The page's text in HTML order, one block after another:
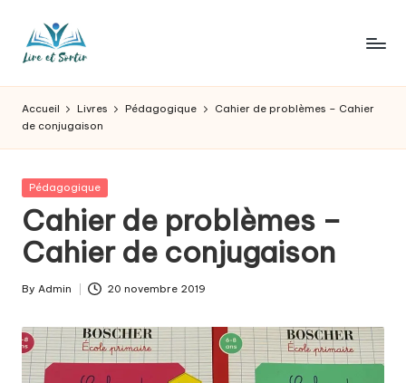
L
ir
e
e
t
s
o
r
t
ir
pour
goûts,
des
sorties
pour
tous
les
Accueil Livres Pédagogique
Cahier de problèmes – Cahier
de conjugaison
Posted
Pédagogique
Cahier de problèmes –
Cahier de conjugaison
Posted
By Admin 20 novembre 2019